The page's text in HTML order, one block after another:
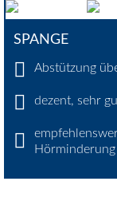
SPANGE
Abstützung
dezent, sehr
Hörminderung